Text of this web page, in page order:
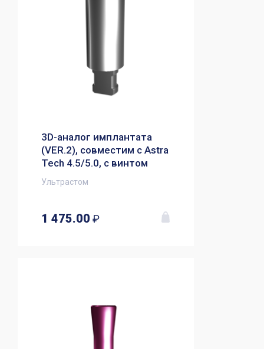
3D-аналог имплантата
(VER.2), совместим с Astra
Tech 4.5/5.0, с винтом
Ультрастом
1 475.00 ₽